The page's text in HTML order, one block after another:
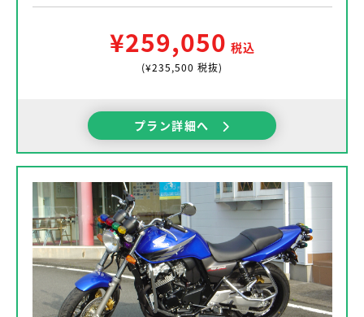
¥259,050 税込
(¥235,500 税抜)
プラン詳細へ